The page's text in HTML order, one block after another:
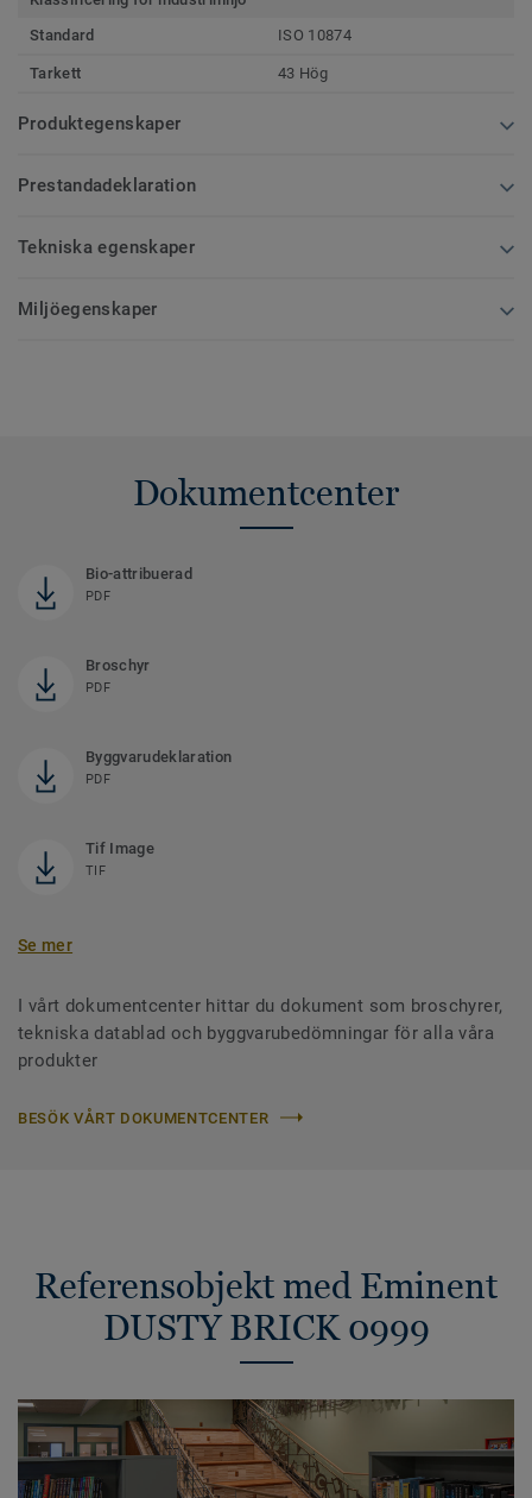
Standard
ISO 10874
Tarkett 43 Hög
Produktegenskaper
Prestandadeklaration
Tekniska egenskaper
Miljöegenskaper
Dokumentcenter
Bio-attribuerad
PDF
Broschyr
PDF
Byggvarudeklaration
PDF
Tif Image
TIF
Se mer
I vårt dokumentcenter hittar du dokument som broschyrer,
tekniska datablad och byggvarubedömningar för alla våra
produkter
BESÖK VÅRT DOKUMENTCENTER
Referensobjekt med Eminent
DUSTY BRICK 0999